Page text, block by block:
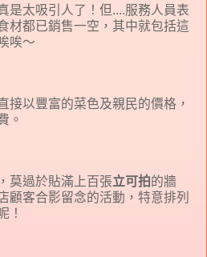
是太吸引人了！但....服務人員表
材都已銷售一空，其中就包括這
唉～
接以豐富的菜色及親民的價格，
。
莫過於貼滿上百張立可拍的牆
顧客合影留念的活動，特意排列
！